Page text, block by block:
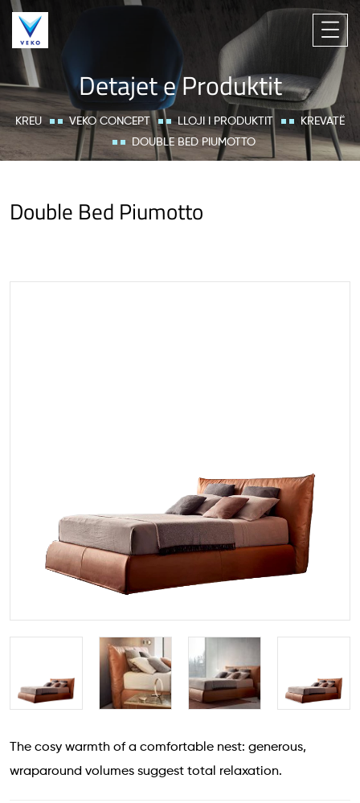
Detajet e Produktit
KREU VEKO CONCEPT LLOJI I PRODUKTIT
KREVATË
DOUBLE BED PIUMOTTO
Double Bed Piumotto
The cosy warmth of a comfortable nest: generous,
wraparound volumes suggest total relaxation.